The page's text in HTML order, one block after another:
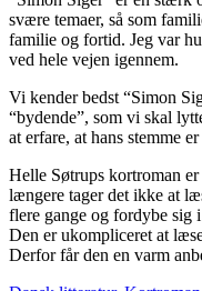
svære temaer, så som
familie og fortid. Jeg var
ved hele vejen igennem.
Vi kender bedst “Simon
“bydende”, som vi skal
at erfare, at hans stemme
Helle Søtrups kortroman
længere tager det ikke at
flere gange og fordybe sig
Den er ukompliceret at
Derfor får den en varm